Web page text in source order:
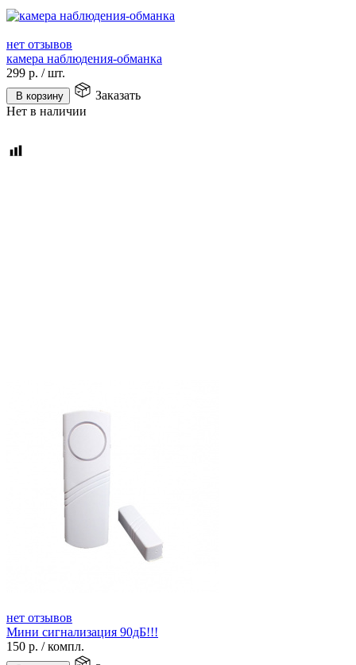
нет отзывов
камера наблюдения-обманка
299 р. /шт.
В корзину
Заказать
Нет в наличии
нет отзывов
Мини сигнализация 90дБ!!!
150 р. /компл.